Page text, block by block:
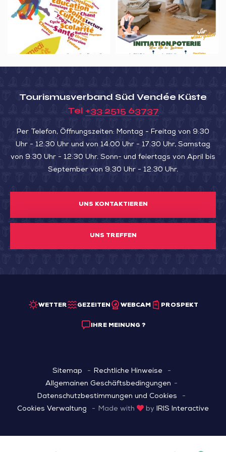
et
maceron
associations
à
Lairoux
–
Initiation
Tourismusverband Süd Vendée Küste
Tel +33 2515 63737
Per Telefon, Öffnungszeiten: Montag - Freitag von 9:30
Uhr - 12:30 Uhr und von 14:00 Uhr - 17:30 Uhr, Samstag
von 9:30 Uhr - 12:30 Uhr. Sonn- und feiertags von April bis
September von 9:30 Uhr - 12:30 Uhr.
UNS KONTAKTIEREN
UNS TREFFEN
WETTER GEZEITEN WEBCAM PROSPEKT
IHRE MEINUNG ?
Sitemap
Rechtliche Hinweise
Allgemainen Geschäftsbedingungen
Datenschutzbestimmungen und Cookies
Cookies Verwaltung
Made with by IRIS Interactive